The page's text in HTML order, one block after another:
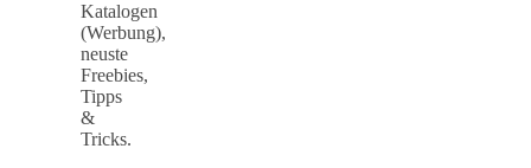
Katalogen
(Werbung),
neuste
Freebies,
Tipps
&
Tricks.